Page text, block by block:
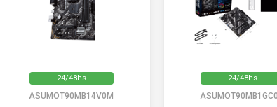
24/48hs
ASUMOT90MB14V0M
24/48hs